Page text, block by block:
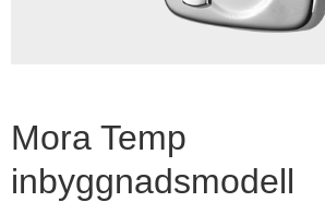
Mora Temp
inbyggnadsmodell